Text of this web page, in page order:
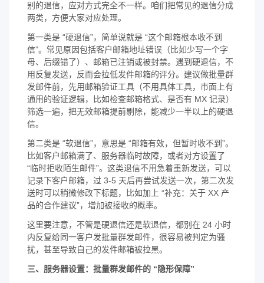
别的退信，应对方式完全不一样。咱们把常见的退信分成
两类，方便大家对应处理。
第一类是 “硬退信”，简单说就是 “这个邮箱根本收不到
信”。常见原因包括客户邮箱地址错误（比如少写一个字
母、后缀错了）、邮箱已注销或被封禁。遇到硬退信，不
用反复发送，反而会拉低发件邮箱的评分。建议做批量群
发邮件前，先用邮箱验证工具（不用具体工具，市面上有
通用的验证逻辑，比如检查邮箱格式、是否有 MX 记录）
筛选一遍，把无效邮箱提前剔除，能减少一半以上的硬退
信。
第二类是 “软退信”，意思是 “邮箱有效，但暂时收不到”。
比如客户邮箱满了、服务器临时故障，或者对方设置了
“临时拒收陌生邮件”。这类退信不用急着重新发送，可以
记录下客户邮箱，过 3-5 天后再尝试发送一次，第二次发
送时可以稍微修改下标题，比如加上 “补充：关于 XX 产
品的合作建议”，增加被接收的概率。
这里要注意，不管是硬退信还是软退信，都别在 24 小时
内反复给同一客户发批量群发邮件，很容易被判定为骚
扰，甚至导致自己的发件邮箱被拉黑。
三、服务器设置：批量群发邮件的 “隐形保障”